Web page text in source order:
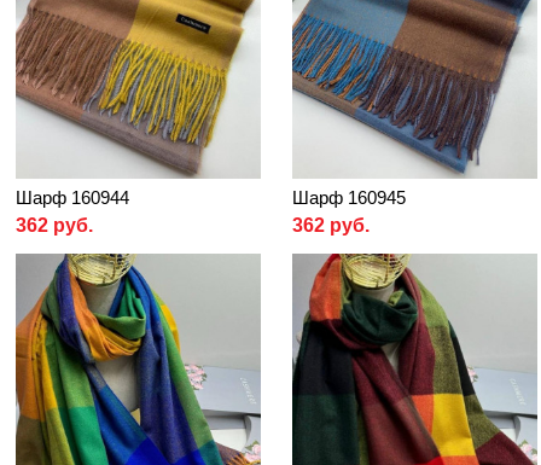
Шарф 160944
362 руб.
Шарф 160945
362 руб.